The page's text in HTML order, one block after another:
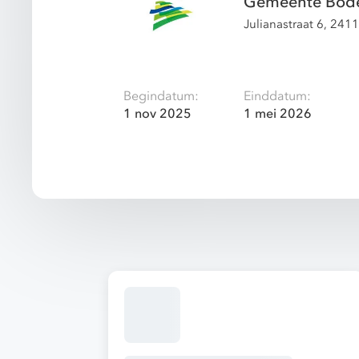
Julianastraat 6,
Begindatum:
1 nov 2025
Einddatum:
1 mei 2026